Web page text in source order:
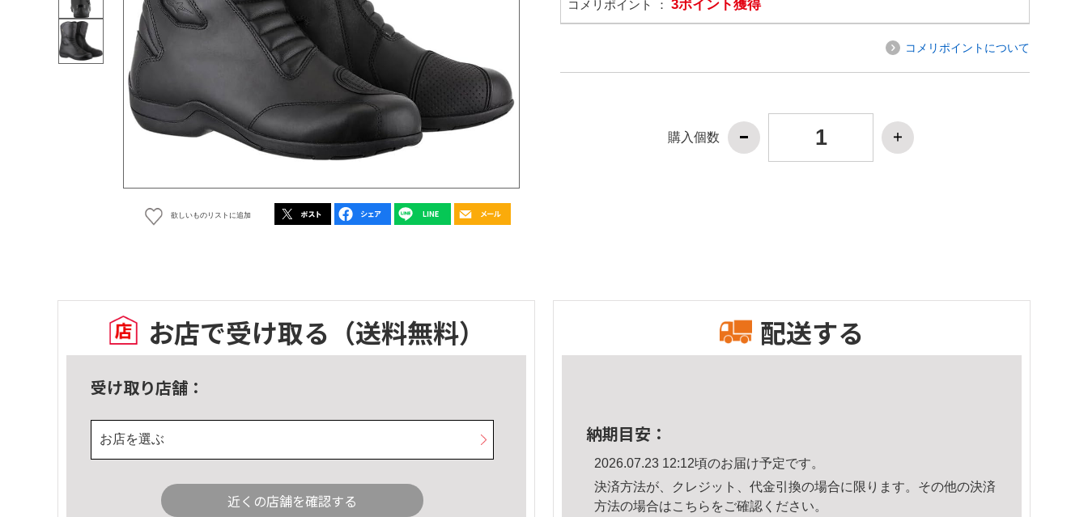
欲しいものリストに追加
コメリポイント ： 3ポイント獲得
コメリポイントについて
購入個数
お店で受け取る （送料無料）
受け取り店舗：
お店を選ぶ
近くの店舗を確認する
配送する
納期目安：
2026.07.23 12:12頃のお届け予定です。
決済方法が、クレジット、代金引換の場合に限ります。その他の決済
方法の場合はこちら をご確認ください。